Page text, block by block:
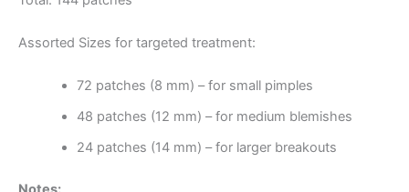
Assorted Sizes for targeted treatment:
72 patches (8 mm) – for small pimples
48 patches (12 mm) – for medium blemishes
24 patches (14 mm) – for larger breakouts